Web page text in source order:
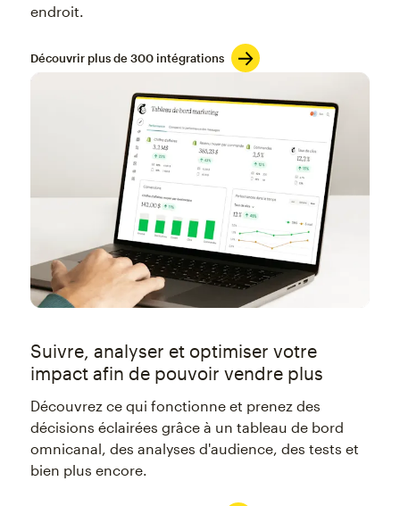
endroit.
Découvrir plus de 300 intégrations
Suivre, analyser et optimiser votre
impact afin de pouvoir vendre plus
Découvrez ce qui fonctionne et prenez des
décisions éclairées grâce à un tableau de bord
omnicanal, des analyses d'audience, des tests et
bien plus encore.